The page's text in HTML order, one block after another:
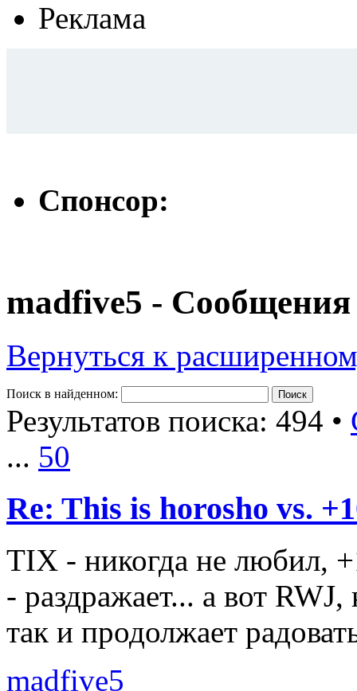
Реклама
Спонсор:
madfive5 - Сообщения
Вернуться к
Поиск в найденном:
Результатов поиска: 494 •
... 50
Re: This is horosho vs.
TIХ - никогда не любил,
- раздражает... а вот
так и продолжает
madfive5